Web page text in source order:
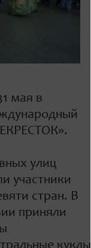
мая в
улиц
участники
стран. В
приняли